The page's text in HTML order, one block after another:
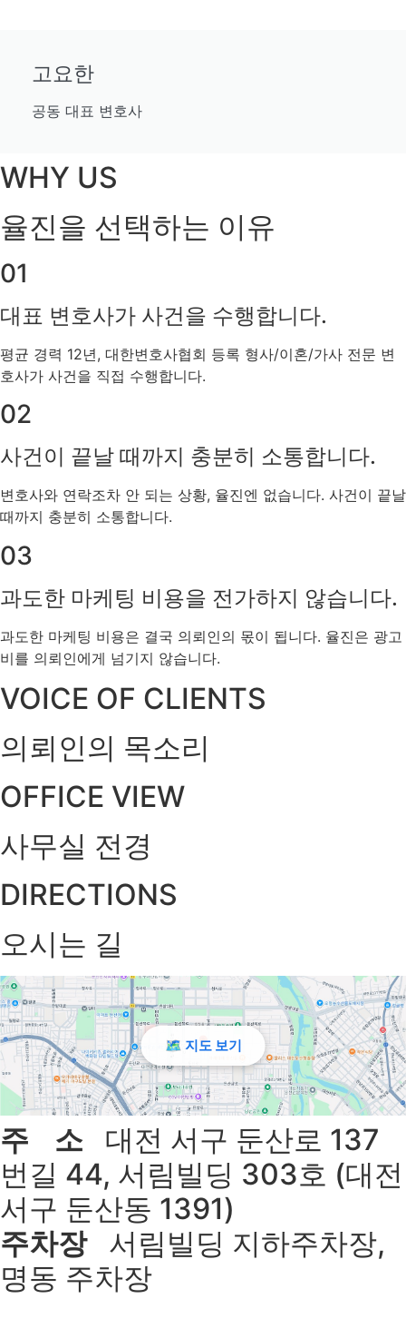
고요한
공동 대표 변호사
WHY US
율진을 선택하는 이유
01
대표 변호사가 사건을 수행합니다.
평균 경력 12년, 대한변호사협회 등록 형사/이혼/가사 전문 변
호사가 사건을 직접 수행합니다.
02
사건이 끝날 때까지 충분히 소통합니다.
변호사와 연락조차 안 되는 상황, 율진엔 없습니다. 사건이 끝날
때까지 충분히 소통합니다.
03
과도한 마케팅 비용을 전가하지 않습니다.
과도한 마케팅 비용은 결국 의뢰인의 몫이 됩니다. 율진은 광고
비를 의뢰인에게 넘기지 않습니다.
VOICE OF CLIENTS
의뢰인의 목소리
OFFICE VIEW
사무실 전경
DIRECTIONS
오시는 길
🗺 지도 보기
주 소 대전 서구 둔산로 137
번길 44, 서림빌딩 303호 (대전
서구 둔산동 1391)
주차장서림빌딩 지하주차장,
명동 주차장